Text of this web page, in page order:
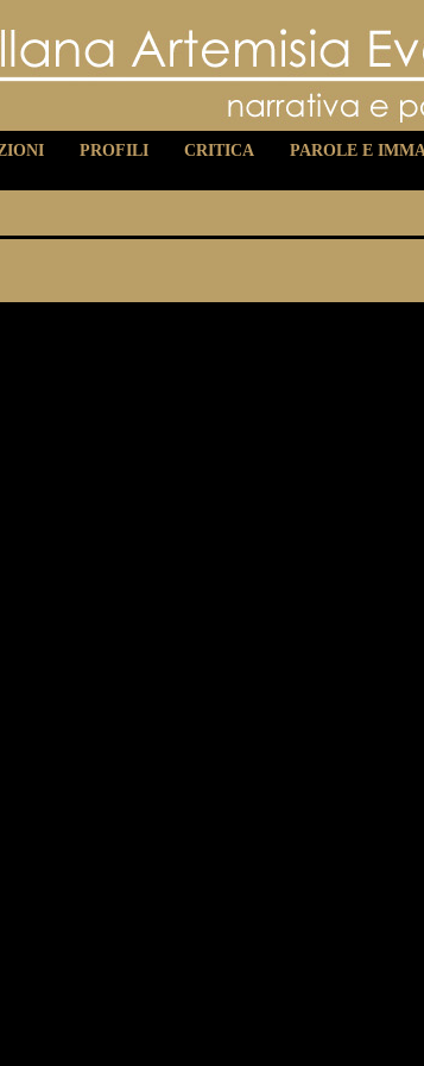
PROFILI CRITICA PAROLE E